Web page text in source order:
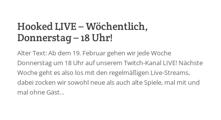
Hooked LIVE – Wöchentlich,
Donnerstag – 18 Uhr!
Alter Text: Ab dem 19. Februar gehen wir jede Woche
Donnerstag um 18 Uhr auf unserem Twitch-Kanal LIVE! Nächste
Woche geht es also los mit den regelmäßigen Live-Streams,
dabei zocken wir sowohl neue als auch alte Spiele, mal mit und
mal ohne Gäst...